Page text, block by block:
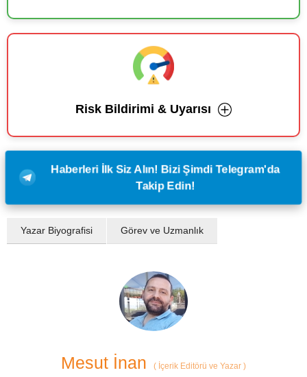
Risk Bildirimi & Uyarısı
Haberleri İlk Siz Alın! Bizi Şimdi Telegram'da
Takip Edin!
Yazar Biyografisi Görev ve Uzmanlık
Mesut İnan ( İçerik Editörü ve Yazar )